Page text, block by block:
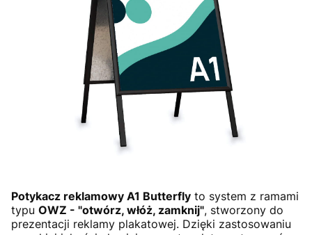
Potykacz reklamowy A1 Butterfly to system z ramami
typu OWZ - "otwórz, włóż, zamknij", stworzony do
prezentacji reklamy plakatowej. Dzięki zastosowaniu